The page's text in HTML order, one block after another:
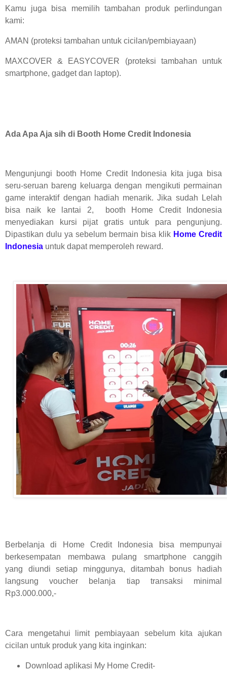
Kamu juga bisa memilih tambahan produk perlindungan
kami:
AMAN (proteksi tambahan untuk cicilan/pembiayaan)
MAXCOVER & EASYCOVER (proteksi tambahan untuk
smartphone, gadget dan laptop).
Ada Apa Aja sih di Booth Home Credit Indonesia
Mengunjungi booth Home Credit Indonesia
kita juga bisa
seru-seruan bareng keluarga dengan mengikuti permainan
game interaktif dengan hadiah menarik. Jika sudah Lelah
bisa naik ke lantai 2,
booth Home Credit Indonesia
menyediakan kursi pijat gratis untuk para pengunjung.
Dipastikan dulu ya sebelum bermain bisa klik Home Credit
Indonesia untuk dapat memperoleh reward.
Berbelanja di Home Credit Indonesia bisa mempunyai
berkesempatan membawa pulang smartphone canggih
yang diundi setiap minggunya, ditambah bonus hadiah
langsung voucher belanja tiap transaksi minimal
Rp3.000.000,-
Cara mengetahui limit pembiayaan sebelum kita ajukan
cicilan untuk produk yang kita inginkan:
Download aplikasi My Home Credit-